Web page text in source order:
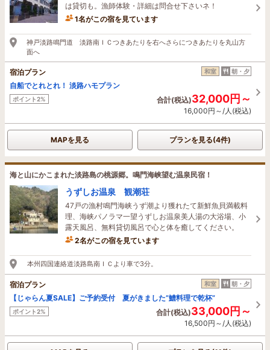
は貸切も。漁師体験・詳細は問合せ下さいネ！
1名がこの宿を見ています
神戸淡路鳴門道 淡路南ＩＣつきあたりを右へさらにつきあたりを丸山方
面へ
宿泊プラン 和室 朝・夕
自船でとれとれ！ 淡路ハモプラン
ポイント2% 合計(税込)32,000円～
16,000円～/人(税込)
MAPを見る プランを見る(4件)
海と山にかこまれた淡路島の桃源郷。鳴門海峡望む温泉民宿！
うずしお温泉 観潮荘
47戸の漁村鳴門海峡うず潮より獲れたて新鮮魚貝満載料
理、海峡パノラマ一望うずしお温泉美人湯の大浴場、小
露天風呂、無料貸切風呂で心と体を癒してください。
2名がこの宿を見ています
本州四国連絡道淡路島南ＩＣより車で3分。
宿泊プラン 和室 朝・夕
【じゃらん夏SALE】ご予約受付 夏がきました”鱧料理で乾杯”
ポイント2% 合計(税込)33,000円～
16,500円～/人(税込)